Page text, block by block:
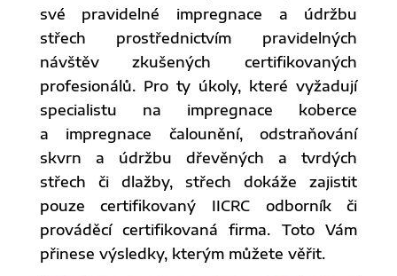
své pravidelné impregnace a údržbu
střech prostřednictvím pravidelných
návštěv zkušených certifikovaných
profesionálů. Pro ty úkoly, které vyžadují
specialistu na impregnace koberce
a impregnace čalounění, odstraňování
skvrn a údržbu dřevěných a tvrdých
střech či dlažby, střech dokáže zajistit
pouze certifikovaný IICRC odborník či
prováděcí certifikovaná firma. Toto Vám
přinese výsledky, kterým můžete věřit.